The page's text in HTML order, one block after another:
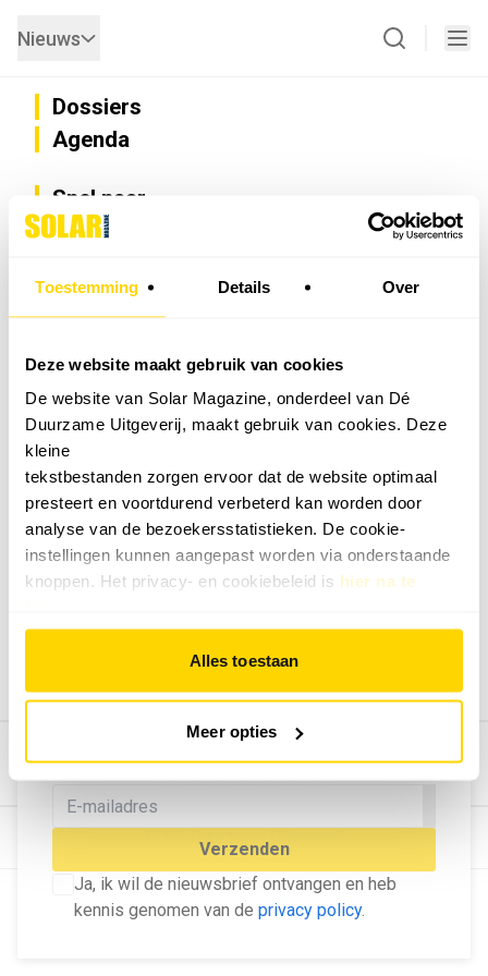
Toestemming Details Over
Deze website maakt gebruik van cookies
De website van Solar Magazine, onderdeel van Dé
Duurzame Uitgeverij, maakt gebruik van cookies. Deze
kleine
tekstbestanden zorgen ervoor dat de website optimaal
presteert en voortdurend verbeterd kan worden door
analyse van de bezoekersstatistieken. De cookie-
instellingen kunnen aangepast worden via onderstaande
knoppen. Het privacy- en cookiebeleid is hier na te
Alles toestaan
Meer opties
MELD U AAN VOOR ONZE
NIEUWSBRIEF
Blijf op de hoogte van het laatste nieuws!
Verzenden
Ja, ik wil de nieuwsbrief ontvangen en heb
kennis genomen van de privacy policy.
Nieuws
Dossiers
Agenda
Snel naar
Privacy
Nieuwsbrief
Vacatures
Installateurzoeker
Cookievoorkeuren wijzigen
English
Geef ons feedback
Vertel ons wat je van onze website vindt.
Tip de redactie
Bekijk hier de mogelijkheden.
© Dé Duurzame Uitgeverij